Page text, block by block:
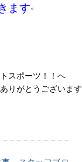
ます。
スポーツ！！ へ
りがとうございます